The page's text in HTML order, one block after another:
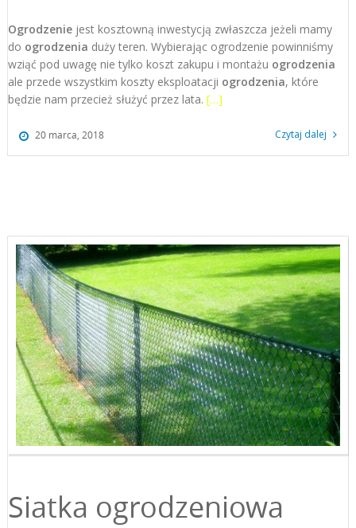
Ogrodzeniejest kosztowną inwestycją zwłaszcza jeżeli mamy
do ogrodzenia duży teren. Wybierając ogrodzenie powinniśmy
wziąć pod uwagę nie tylko koszt zakupu i montażu ogrodzenia
ale przede wszystkim koszty eksploatacji ogrodzenia, które
będzie nam przecież służyć przez lata. […]
20 marca, 2018 Czytaj dalej
Siatka ogrodzeniowa